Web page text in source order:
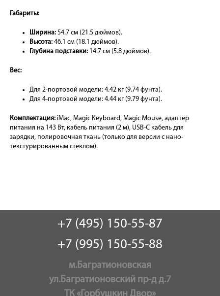
Габариты:
Ширина: 54.7 см (21.5 дюймов).
Высота: 46.1 см (18.1 дюймов).
Глубина подставки: 14.7 см (5.8 дюймов).
Вес:
Для 2-портовой модели: 4.42 кг (9.74 фунта).
Для 4-портовой модели: 4.44 кг (9.79 фунта).
Комплектация: iMac, Magic Keyboard, Magic Mouse, адаптер
питания на 143 Вт, кабель питания (2 м), USB-C кабель для
зарядки, полировочная ткань (только для версии с нано-
текстурированным стеклом).
+7 (495) 150-55-87
+7 (995) 150-55-88
м.Багратионовская
ул.Багратионовский пр-д д.7